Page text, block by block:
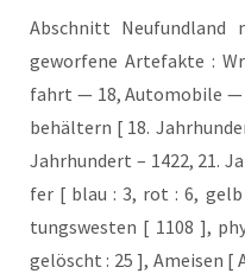
Abschnitt Neu­fund­land
gewor­fe­ne Arte­fak­te :
fahrt — 18, Auto­mo­bi­le —
be­häl­tern [ 18.
Jahr­hun­dert – 1422, 21.
fer [ blau : 3, rot : 6,
tungs­wes­ten [ 1108 ],
gelöscht : 25 ], Amei­sen [